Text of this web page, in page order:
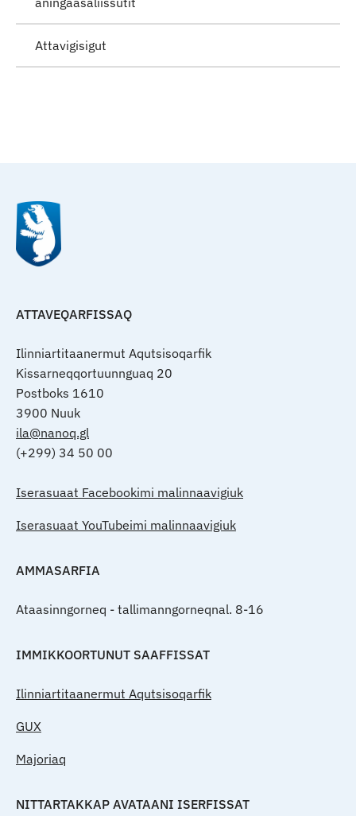
Attavigisigut
ATTAVEQARFISSAQ
Ilinniartitaanermut Aqutsisoqarfik
Kissarneqqortuunnguaq 20
Postboks 1610
3900 Nuuk
ila@nanoq.gl
(+299) 34 50 00
Iserasuaat Facebookimi malinnaavigiuk
Iserasuaat YouTubeimi malinnaavigiuk
AMMASARFIA
Ataasinngorneq - tallimanngorneqnal. 8-16
IMMIKKOORTUNUT SAAFFISSAT
Ilinniartitaanermut Aqutsisoqarfik
GUX
Majoriaq
NITTARTAKKAP AVATAANI ISERFISSAT